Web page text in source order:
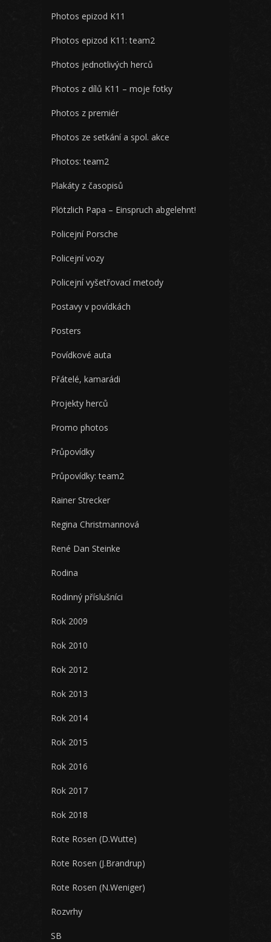
Photos epizod K11
Photos epizod K11: team2
Photos jednotlivých herců
Photos z dílů K11 – moje fotky
Photos z premiér
Photos ze setkání a spol. akce
Photos: team2
Plakáty z časopisů
Plötzlich Papa – Einspruch abgelehnt!
Policejní Porsche
Policejní vozy
Policejní vyšetřovací metody
Postavy v povídkách
Posters
Povídkové auta
Přátelé, kamarádi
Projekty herců
Promo photos
Průpovídky
Průpovídky: team2
Rainer Strecker
Regina Christmannová
René Dan Steinke
Rodina
Rodinný příslušníci
Rok 2009
Rok 2010
Rok 2012
Rok 2013
Rok 2014
Rok 2015
Rok 2016
Rok 2017
Rok 2018
Rote Rosen (D.Wutte)
Rote Rosen (J.Brandrup)
Rote Rosen (N.Weniger)
Rozvrhy
SB